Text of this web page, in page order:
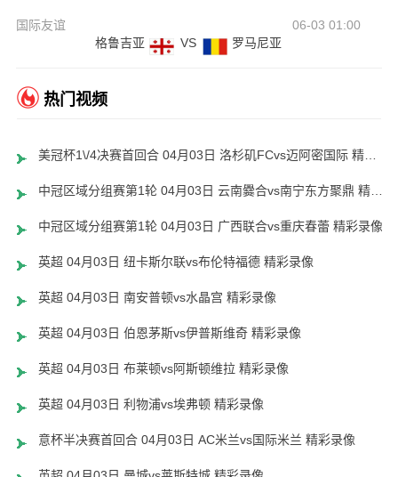
国际友谊
06-03 01:00
格鲁吉亚
VS 罗马尼亚
热门视频
美冠杯1\/4决赛首回合 04月03日 洛杉矶FCvs迈阿密国际 精彩录像
中冠区域分组赛第1轮 04月03日 云南爨合vs南宁东方聚鼎 精彩录像
中冠区域分组赛第1轮 04月03日 广西联合vs重庆春蕾 精彩录像
英超 04月03日 纽卡斯尔联vs布伦特福德 精彩录像
英超 04月03日 南安普顿vs水晶宫 精彩录像
英超 04月03日 伯恩茅斯vs伊普斯维奇 精彩录像
英超 04月03日 布莱顿vs阿斯顿维拉 精彩录像
英超 04月03日 利物浦vs埃弗顿 精彩录像
意杯半决赛首回合 04月03日 AC米兰vs国际米兰 精彩录像